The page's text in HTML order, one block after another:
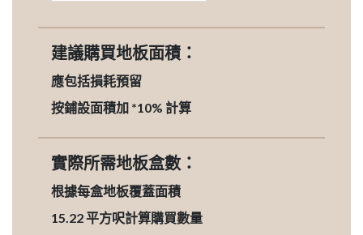
建議購買地板面積：
應包括損耗預留
按鋪設面積加 *10% 計算
實際所需地板盒數：
根據每盒地板覆蓋面積
15.22平方呎計算購買數量